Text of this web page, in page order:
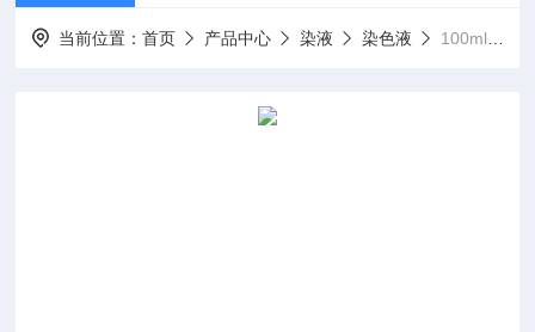
当前位置：首页 产品中心 染液 染色液 100ml/瓶，500ml/瓶Gill苏木素染色液（GillⅡ）>生化试剂